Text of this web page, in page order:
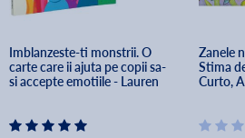
Imblanzeste-ti monstrii. O
carte care ii ajuta pe copii sa-
si accepte emotiile - Lauren
Zanele
Stima
Curto,